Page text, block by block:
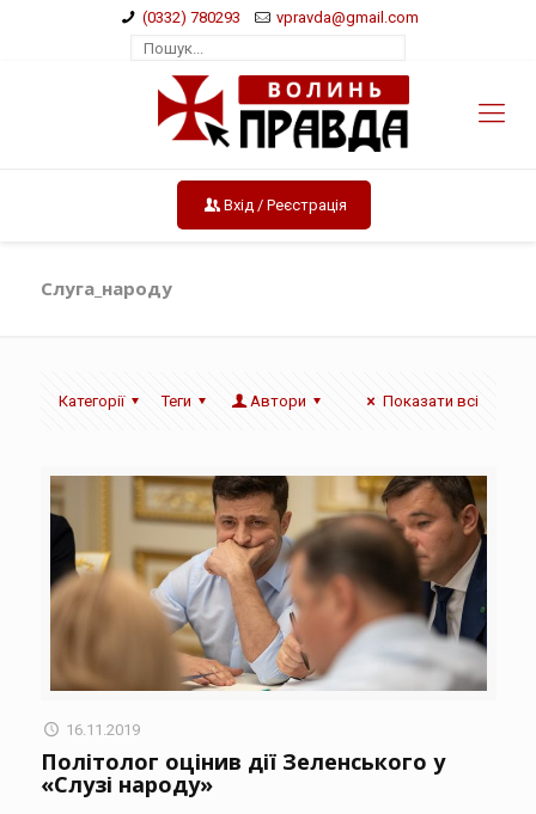
(0332) 780293 vpravda@gmail.com
Вхід / Реєстрація
Слуга_народу
Категорії Теги Автори Показати всі
16.11.2019
Політолог оцінив дії Зеленського у
«Слузі народу»